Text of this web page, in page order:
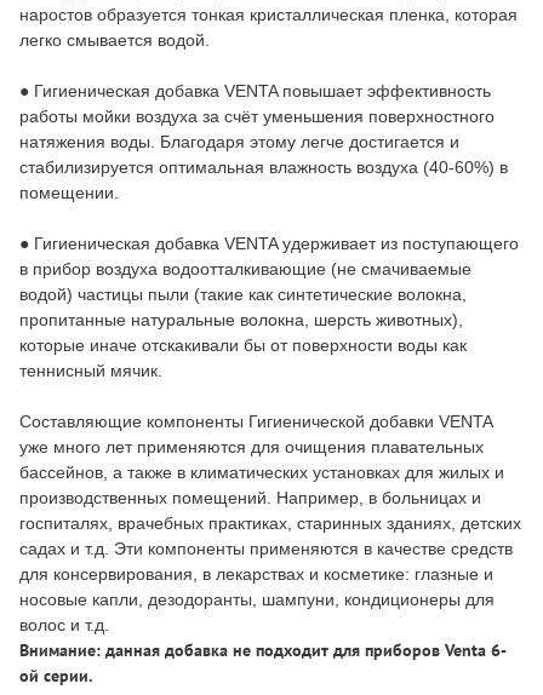
наростов образуется тонкая кристаллическая пленка, которая
легко смывается водой.
● Гигиеническая добавка VENTA повышает эффективность
работы мойки воздуха за счёт уменьшения поверхностного
натяжения воды. Благодаря этому легче достигается и
стабилизируется оптимальная влажность воздуха (40-60%) в
помещении.
● Гигиеническая добавка VENTA удерживает из поступающего
в прибор воздуха водоотталкивающие (не смачиваемые
водой) частицы пыли (такие как синтетические волокна,
пропитанные натуральные волокна, шерсть животных),
которые иначе отскакивали бы от поверхности воды как
теннисный мячик.
Составляющие компоненты Гигиенической добавки VENTA
уже много лет применяются для очищения плавательных
бассейнов, а также в климатических установках для жилых и
производственных помещений. Например, в больницах и
госпиталях, врачебных практиках, старинных зданиях, детских
садах и т.д. Эти компоненты применяются в качестве средств
для консервирования, в лекарствах и косметике: глазные и
носовые капли, дезодоранты, шампуни, кондиционеры для
волос и т.д.
Внимание: данная добавка не подходит для приборов Venta 6-
ой серии.